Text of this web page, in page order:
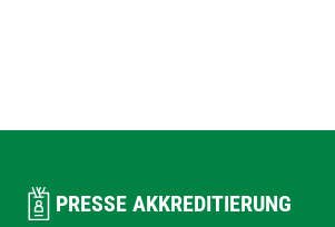
PRESSE AKKREDITIERUNG